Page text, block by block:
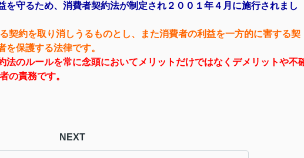
を守るため、消費者契約法が制定され２００１年４月に施行されまし
契約を取り消しうるものとし、また消費者の利益を一方的に害する契
を保護する法律です。
法のルールを常に念頭においてメリットだけではなくデメリットや不
の責務です。
NEXT